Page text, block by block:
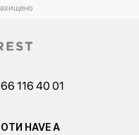
116 40 01
HAVE A